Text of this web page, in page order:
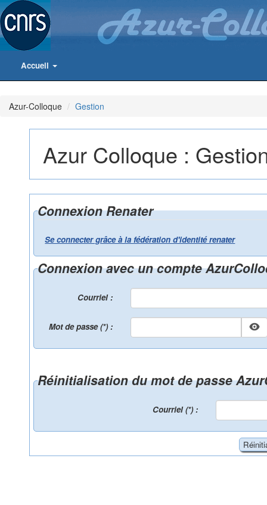
Azur-Colloque Gestion
Azur Colloque :
Accueil
Connexion Renater
Se connecter grâce à la fédération d'identité renater
Connexion avec un compte
Courriel :
Mot de passe (*) :
Réinitialisation du mot de passe
Courriel (*) :